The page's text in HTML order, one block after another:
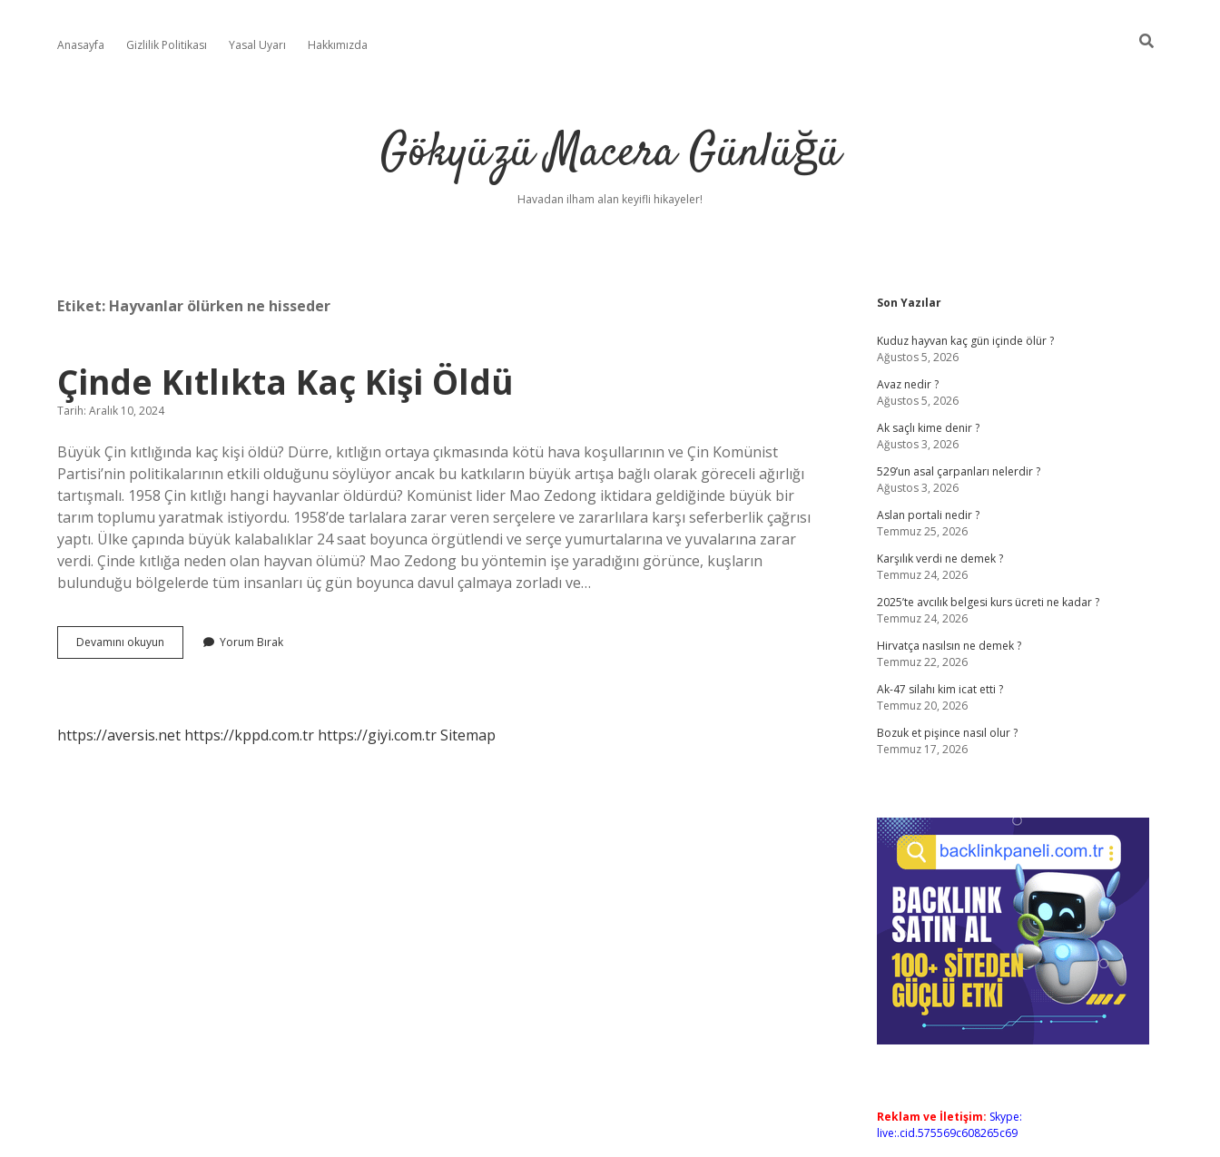
Anasayfa Gizlilik Politikası Yasal Uyarı Hakkımızda
Gökyüzü Macera Günlüğü
Havadan ilham alan keyifli hikayeler!
Etiket: Hayvanlar ölürken ne hisseder
Çinde Kıtlıkta Kaç Kişi Öldü
Tarih: Aralık 10, 2024
Büyük Çin kıtlığında kaç kişi öldü? Dürre, kıtlığın ortaya çıkmasında kötü hava koşullarının ve Çin Komünist
Partisi’nin politikalarının etkili olduğunu söylüyor ancak bu katkıların büyük artışa bağlı olarak göreceli ağırlığı
tartışmalı. 1958 Çin kıtlığı hangi hayvanlar öldürdü? Komünist lider Mao Zedong iktidara geldiğinde büyük bir
tarım toplumu yaratmak istiyordu. 1958’de tarlalara zarar veren serçelere ve zararlılara karşı seferberlik çağrısı
yaptı. Ülke çapında büyük kalabalıklar 24 saat boyunca örgütlendi ve serçe yumurtalarına ve yuvalarına zarar
verdi. Çinde kıtlığa neden olan hayvan ölümü? Mao Zedong bu yöntemin işe yaradığını görünce, kuşların
bulunduğu bölgelerde tüm insanları üç gün boyunca davul çalmaya zorladı ve…
Devamını okuyun
Kıtlıkta
Yorum Bırak
https://aversis.net https://kppd.com.tr https://giyi.com.trSitemap
Sidebar
Son Yazılar
Kuduz hayvan kaç gün içinde ölür ?
Ağustos 5, 2026
Avaz nedir ?
Ağustos 5, 2026
Ak saçlı kime denir ?
Ağustos 3, 2026
529’un asal çarpanları nelerdir ?
Ağustos 3, 2026
Aslan portali nedir ?
Temmuz 25, 2026
Karşılık verdi ne demek ?
Temmuz 24, 2026
2025’te avcılık belgesi kurs ücreti ne kadar ?
Temmuz 24, 2026
Hirvatça nasılsın ne demek ?
Temmuz 22, 2026
Ak-47 silahı kim icat etti ?
Temmuz 20, 2026
Bozuk et pişince nasıl olur ?
Temmuz 17, 2026
Reklam ve İletişim: Skype:
live:.cid.575569c608265c69